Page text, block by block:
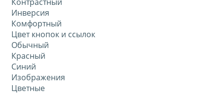
Контрастный
Инверсия
Комфортный
Цвет кнопок и ссылок
Обычный
Красный
Синий
Изображения
Цветные